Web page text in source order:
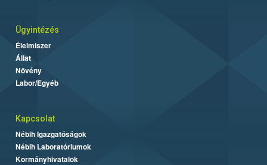
Ügyintézés
Élelmiszer
Állat
Növény
Labor/Egyéb
Kapcsolat
Nébih Igazgatóságok
Nébih Laboratóriumok
Kormányhivatalok